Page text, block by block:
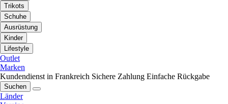
Trikots
Schuhe
Ausrüstung
Kinder
Lifestyle
Outlet
Marken
Kundendienst in Frankreich Sichere Zahlung Einfache Rückgabe
Suchen
Länder